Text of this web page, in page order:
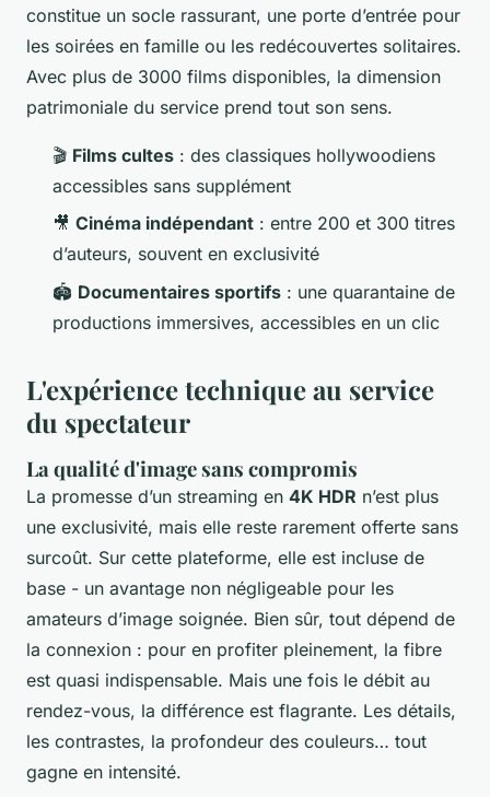
constitue un socle rassurant, une porte d’entrée pour
les soirées en famille ou les redécouvertes solitaires.
Avec plus de 3000 films disponibles, la dimension
patrimoniale du service prend tout son sens.
🎬 Films cultes : des classiques hollywoodiens
accessibles sans supplément
🎥 Cinéma indépendant : entre 200 et 300 titres
d’auteurs, souvent en exclusivité
🏟️ Documentaires sportifs : une quarantaine de
productions immersives, accessibles en un clic
L'expérience technique au service
du spectateur
La qualité d'image sans compromis
La promesse d’un streaming en 4K HDR n’est plus
une exclusivité, mais elle reste rarement offerte sans
surcoût. Sur cette plateforme, elle est incluse de
base - un avantage non négligeable pour les
amateurs d’image soignée. Bien sûr, tout dépend de
la connexion : pour en profiter pleinement, la fibre
est quasi indispensable. Mais une fois le débit au
rendez-vous, la différence est flagrante. Les détails,
les contrastes, la profondeur des couleurs… tout
gagne en intensité.